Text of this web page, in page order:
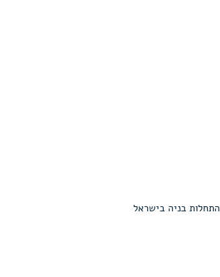
התחלות בניה בישראל